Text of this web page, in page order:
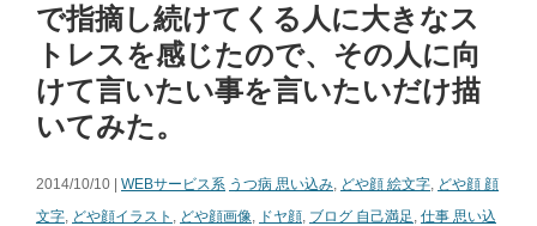
で指摘し続けてくる人に大きなス
トレスを感じたので、その人に向
けて言いたい事を言いたいだけ描
いてみた。
2014/10/10 | WEBサービス系 うつ病 思い込み, どや顔 絵文字, どや顔 顔
文字, どや顔イラスト , どや顔画像, ドヤ顔, ブログ 自己満足 , 仕事 思い込